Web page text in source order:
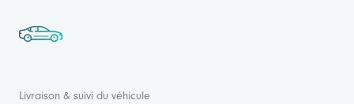
Livraison & suivi du véhicule